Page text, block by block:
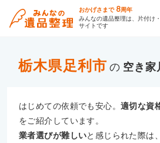
おかげさまで 8周年
みんなの遺品整理は、片付け
サイトです
栃木県足利市 の 空き家
はじめての依頼でも安心。適切な資
をご紹介しています。
業者選びが難しいと感じられた際は